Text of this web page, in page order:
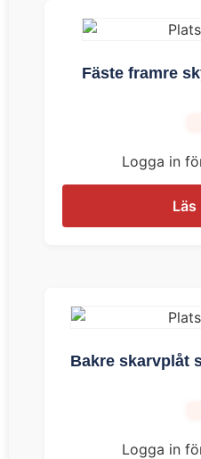
Fäste framre
Logga in
Läs
Bakre skarvplåt
Logga in